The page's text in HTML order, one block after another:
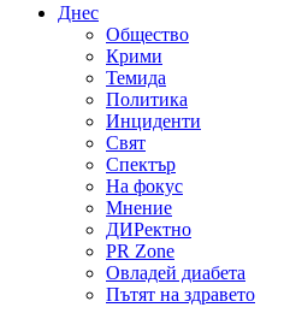
Днес
Общество
Крими
Темида
Политика
Инциденти
Свят
Спектър
На фокус
Мнение
ДИРектно
PR Zone
Овладей диабета
Пътят на здравето